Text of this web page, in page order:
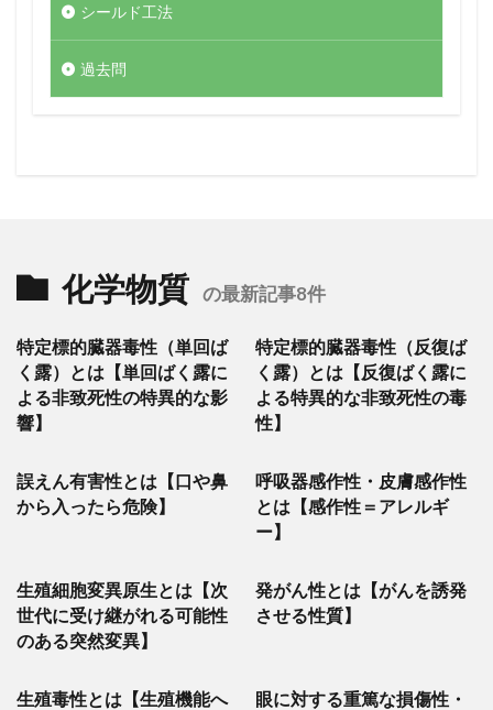
シールド工法
過去問
化学物質 の最新記事8件
特定標的臓器毒性（単回ば
く露）とは【単回ばく露に
よる非致死性の特異的な影
響】
特定標的臓器毒性（反復ば
く露）とは【反復ばく露に
よる特異的な非致死性の毒
性】
誤えん有害性とは【口や鼻
から入ったら危険】
呼吸器感作性・皮膚感作性
とは【感作性＝アレルギ
ー】
生殖細胞変異原生とは【次
世代に受け継がれる可能性
のある突然変異】
発がん性とは【がんを誘発
させる性質】
生殖毒性とは【生殖機能へ
眼に対する重篤な損傷性・